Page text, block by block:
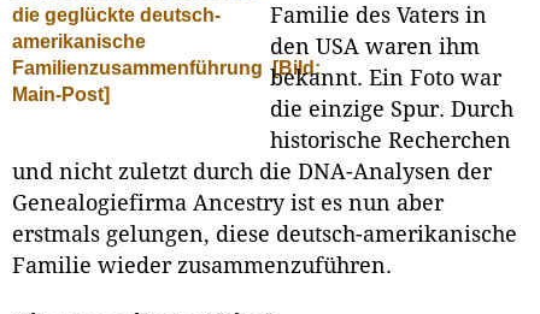
die geglückte deutsch-
amerikanische
Familienzusammenführung [Bild:
Main-Post]
Familie des Vaters in
den USA waren ihm
bekannt. Ein Foto war
die einzige Spur. Durch
historische Recherchen
und nicht zuletzt durch die DNA-Analysen der
Genealogiefirma Ancestry ist es nun aber
erstmals gelungen, diese deutsch-amerikanische
Familie wieder zusammenzuführen.